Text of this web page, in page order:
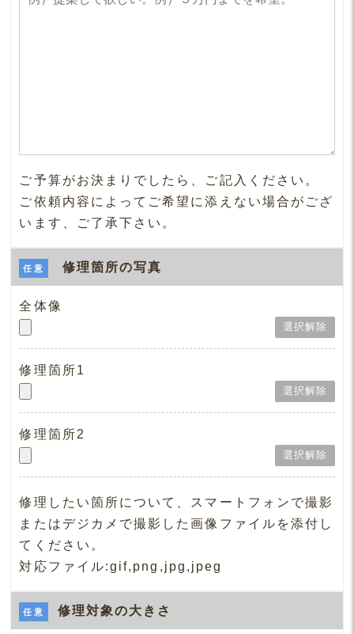
ご予算がお決まりでしたら、ご記入ください。
ご依頼内容によってご希望に添えない場合がござ
います、ご了承下さい。
任意 修理箇所の写真
全体像
修理箇所1
修理箇所2
修理したい箇所について、スマートフォンで撮影
またはデジカメで撮影した画像ファイルを添付し
てください。
対応ファイル:gif,png,jpg,jpeg
任意 修理対象の大きさ